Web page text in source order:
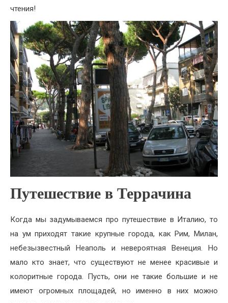
чтения!
Путешествие в Террачина
Когда мы задумываемся про путешествие в Италию, то
на ум приходят такие крупные города, как Рим, Милан,
небезызвестный Неаполь и невероятная Венеция. Но
мало кто знает, что существуют не менее красивые и
колоритные города. Пусть, они не такие большие и не
имеют огромных площадей, но именно в них можно